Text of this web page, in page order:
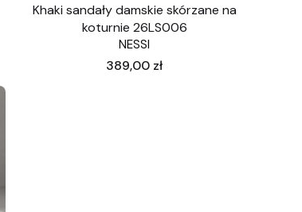
Khaki sandały damskie skórzane na
koturnie 26LS006
NESSI
Cena
389,00 zł